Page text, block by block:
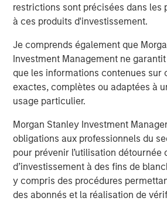
restrictions sont précisées dans les
à ces produits d'investissement.
Je comprends également que
Investment Management ne
que les informations contenues sur
exactes, complètes ou adaptées à
usage particulier.
Morgan Stanley Investment
obligations aux professionnels du
pour prévenir l’utilisation détournée
d’investissement à des fins de
y compris des procédures
des abonnés et la réalisation de
“We are extremely pleased by the
for 1GT,” said David N. Miller, Head of
Private Credit and Equity. “This
clients an innovative solution that
critical climate issues and brings
considerable resources to portfolio
accelerate climate impact and
About Morgan Stanley Investment
Morgan Stanley Investment
its investment advisory affiliates, has
investment professionals around the